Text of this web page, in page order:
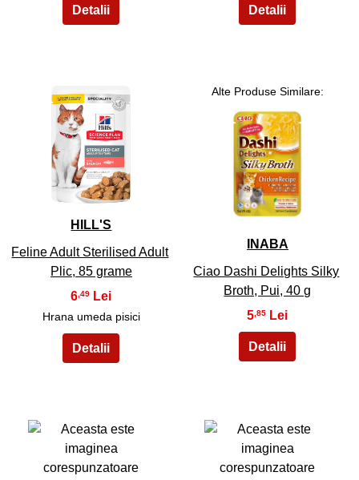
11
HILL'S
Feline Adult Sterilised Adult
Plic, 85 grame
6,49
Hrana umeda pisici
Alte Produse Similare:
12
INABA
Ciao Dashi Delights Silky
Broth, Pui, 40 g
5,85